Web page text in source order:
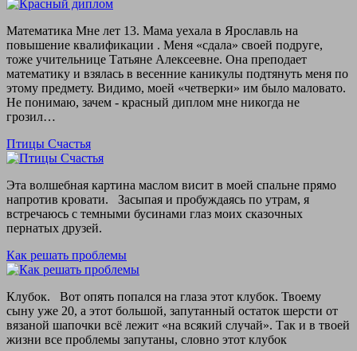
Математика Мне лет 13. Мама уехала в Ярославль на
повышение квалификации . Меня «сдала» своей подруге,
тоже учительнице Татьяне Алексеевне. Она преподает
математику и взялась в весенние каникулы подтянуть меня по
этому предмету. Видимо, моей «четверки» им было маловато.
Не понимаю, зачем - красный диплом мне никогда не
грозил…
Птицы Счастья
Эта волшебная картина маслом висит в моей спальне прямо
напротив кровати. Засыпая и пробуждаясь по утрам, я
встречаюсь с темными бусинами глаз моих сказочных
пернатых друзей.
Как решать проблемы
Клубок. Вот опять попался на глаза этот клубок. Твоему
сыну уже 20, а этот большой, запутанный остаток шерсти от
вязаной шапочки всё лежит «на всякий случай». Так и в твоей
жизни все проблемы запутаны, словно этот клубок